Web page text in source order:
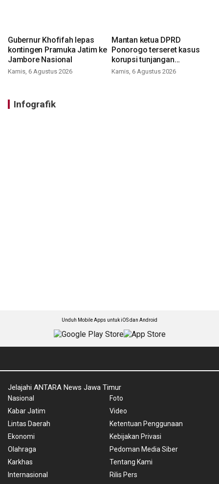
Gubernur Khofifah lepas
kontingen Pramuka Jatim ke
Jambore Nasional
Kamis, 6 Agustus 2026
Mantan ketua DPRD
Ponorogo terseret kasus
korupsi tunjangan
perumahan
Kamis, 6 Agustus 2026
Infografik
Unduh Mobile Apps untuk iOS dan Android
Jelajahi ANTARA News Jawa Timur
Nasional
Kabar Jatim
Lintas Daerah
Ekonomi
Olahraga
Karkhas
Internasional
Foto
Video
Ketentuan Penggunaan
Kebijakan Privasi
Pedoman Media Siber
Tentang Kami
Rilis Pers